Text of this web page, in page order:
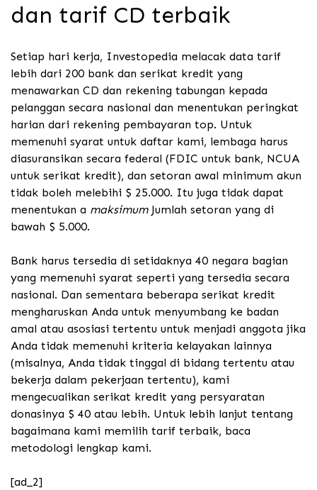
dan tarif CD terbaik
Setiap hari kerja, Investopedia melacak data tarif
lebih dari 200 bank dan serikat kredit yang
menawarkan CD dan rekening tabungan kepada
pelanggan secara nasional dan menentukan peringkat
harian dari rekening pembayaran top. Untuk
memenuhi syarat untuk daftar kami, lembaga harus
diasuransikan secara federal (FDIC untuk bank, NCUA
untuk serikat kredit), dan setoran awal minimum akun
tidak boleh melebihi $ 25.000. Itu juga tidak dapat
menentukan a maksimumJumlah setoran yang di
bawah $ 5.000.
Bank harus tersedia di setidaknya 40 negara bagian
yang memenuhi syarat seperti yang tersedia secara
nasional. Dan sementara beberapa serikat kredit
mengharuskan Anda untuk menyumbang ke badan
amal atau asosiasi tertentu untuk menjadi anggota jika
Anda tidak memenuhi kriteria kelayakan lainnya
(misalnya, Anda tidak tinggal di bidang tertentu atau
bekerja dalam pekerjaan tertentu), kami
mengecualikan serikat kredit yang persyaratan
donasinya $ 40 atau lebih. Untuk lebih lanjut tentang
bagaimana kami memilih tarif terbaik, baca
metodologi lengkap kami.
[ad_2]